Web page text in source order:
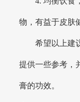
物，有益于皮肤
希望以上建议
提供一些参考，
膏的功效。